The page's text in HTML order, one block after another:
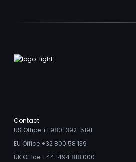
Contact
US Office +1 980-392-5191
EU Office +32 800 58 139
UK Office +44 1494 818 000